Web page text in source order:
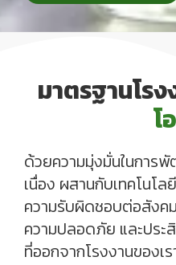
มาตรฐานโรง
โ
ด้วยความมุ่งมั่นในการ
เนื่อง ผสานกับเทคโนโ
ความรับผิดชอบต่อสังค
ความปลอดภัย และปร
ที่ออกจากโรงงานของเร